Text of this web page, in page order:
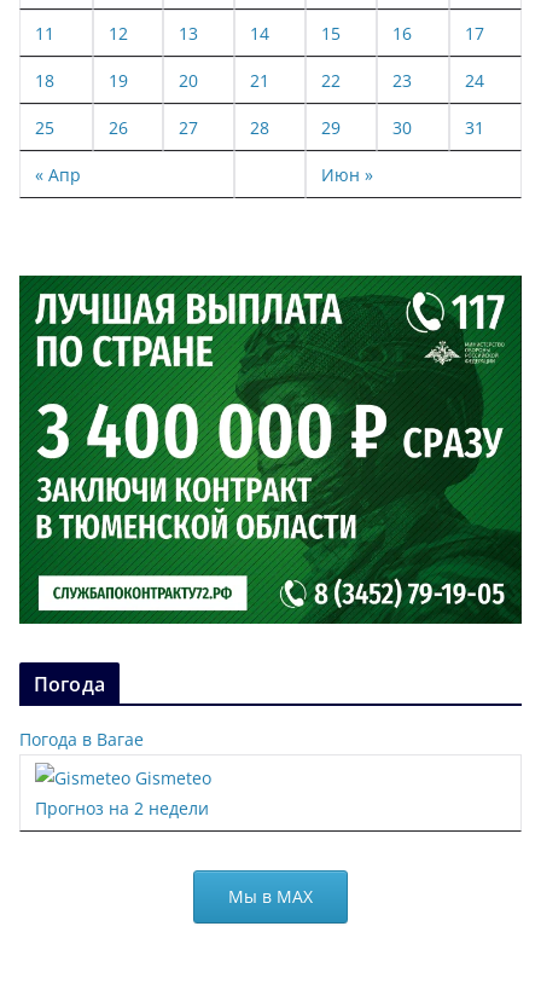
« Апр Июн »
11 12 13 14 15 16 17
18 19 20 21 22 23 24
25 26 27 28 29 30 31
Погода
Погода в Вагае
Gismeteo
Прогноз на 2 недели
Мы в МАХ